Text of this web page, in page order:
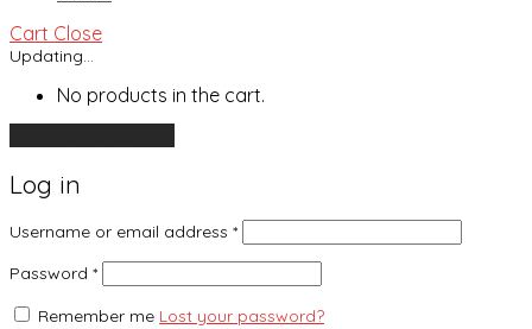
Cart Close
Updating…
No products in the cart.
Log in
Username or email address *
Password *
Remember me Lost your password?